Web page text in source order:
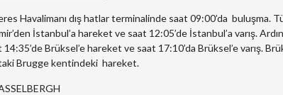
Havalimanı dış hatlar terminalinde saat 09:00’da buluşma.
İstanbul’a hareket ve saat 12:05’de İstanbul’a varış.
14:35’de Brüksel’e hareket ve saat 17:10’da Brüksel’e varış.
Brugge kentindeki hareket.